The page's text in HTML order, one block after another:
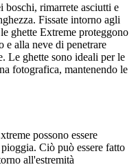
boschi, rimarrete asciutti e
Fissate intorno agli
ghette Extreme proteggono
e alla neve di penetrare
Le ghette sono ideali per le
fotografica, mantenendo le
possono essere
Ciò può essere fatto
all'estremità